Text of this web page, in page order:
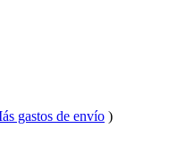
gastos de envío )